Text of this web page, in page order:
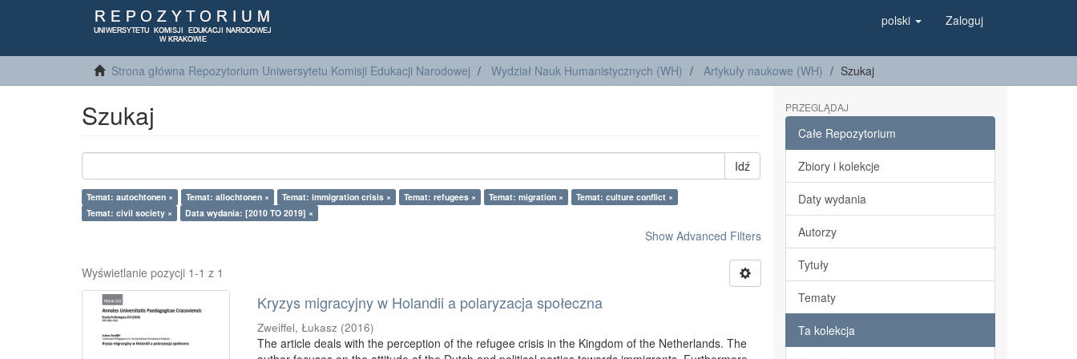
polski Zaloguj
Strona główna Repozytorium Uniwersytetu Komisji Edukacji Narodowej Wydział Nauk Humanistycznych (WH) Artykuły naukowe (WH) Szukaj
Szukaj
Idź
Temat: autochtonen × Temat: allochtonen × Temat: immigration crisis × Temat: refugees × Temat: migration ×
Temat: culture conflict ×
Temat: civil society ×
Data wydania: [2010 TO 2019] ×
Show Advanced Filters
Wyświetlanie pozycji 1-1 z 1
Kryzys migracyjny w Holandii a polaryzacja społeczna
Zweiffel, Łukasz (2016)
The article deals with the perception of the refugee crisis in the Kingdom of the Netherlands. The
PRZEGLĄDAJ
Całe Repozytorium
Zbiory i kolekcje
Daty wydania
Autorzy
Tytuły
Tematy
Ta kolekcja